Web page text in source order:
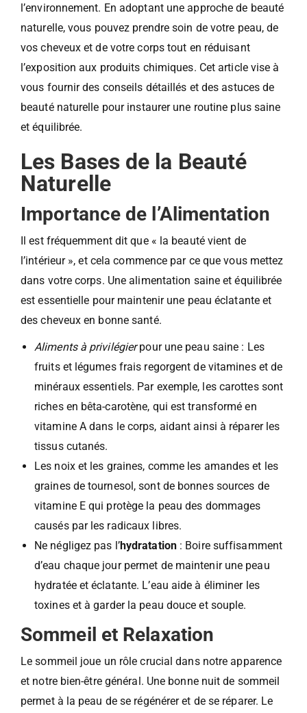
l’environnement. En adoptant une approche de beauté
naturelle, vous pouvez prendre soin de votre peau, de
vos cheveux et de votre corps tout en réduisant
l’exposition aux produits chimiques. Cet article vise à
vous fournir des conseils détaillés et des astuces de
beauté naturelle pour instaurer une routine plus saine
et équilibrée.
Les Bases de la Beauté
Naturelle
Importance de l’Alimentation
Il est fréquemment dit que « la beauté vient de
l’intérieur », et cela commence par ce que vous mettez
dans votre corps. Une alimentation saine et équilibrée
est essentielle pour maintenir une peau éclatante et
des cheveux en bonne santé.
Aliments à privilégierpour une peau saine : Les
fruits et légumes frais regorgent de vitamines et de
minéraux essentiels. Par exemple, les carottes sont
riches en bêta-carotène, qui est transformé en
vitamine A dans le corps, aidant ainsi à réparer les
tissus cutanés.
Les noix et les graines, comme les amandes et les
graines de tournesol, sont de bonnes sources de
vitamine E qui protège la peau des dommages
causés par les radicaux libres.
Ne négligez pas l’hydratation: Boire suffisamment
d’eau chaque jour permet de maintenir une peau
hydratée et éclatante. L’eau aide à éliminer les
toxines et à garder la peau douce et souple.
Sommeil et Relaxation
Le sommeil joue un rôle crucial dans notre apparence
et notre bien-être général. Une bonne nuit de sommeil
permet à la peau de se régénérer et de se réparer. Le